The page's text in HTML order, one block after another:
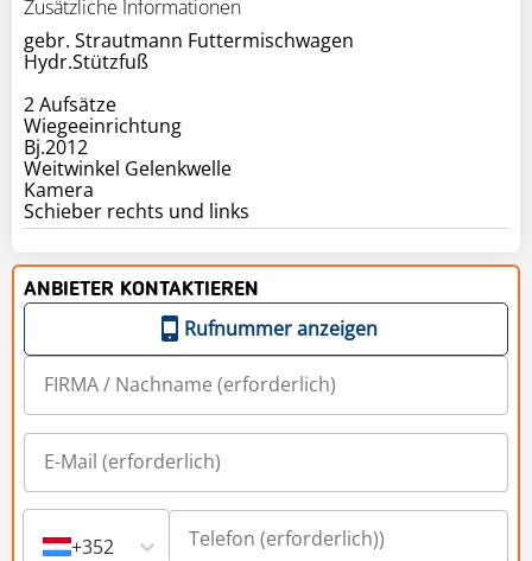
Zusätzliche Informationen
gebr. Strautmann Futtermischwagen
Hydr.Stützfuß
2 Aufsätze
Wiegeeinrichtung
Bj.2012
Weitwinkel Gelenkwelle
Kamera
ANBIETER KONTAKTIEREN
Rufnummer anzeigen
+352